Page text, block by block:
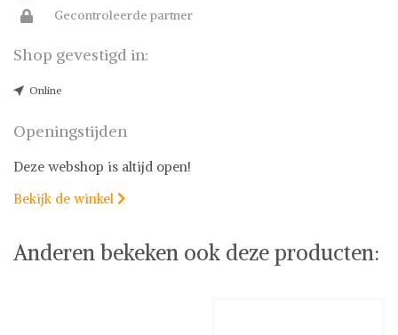
Gecontroleerde partner
Shop gevestigd in:
Online
Openingstijden
Deze webshop is altijd open!
Bekijk de winkel 
Anderen bekeken ook deze producten: